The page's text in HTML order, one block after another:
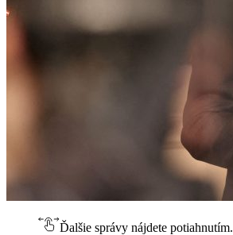
Ďalšie správy nájdete potiahnutím.